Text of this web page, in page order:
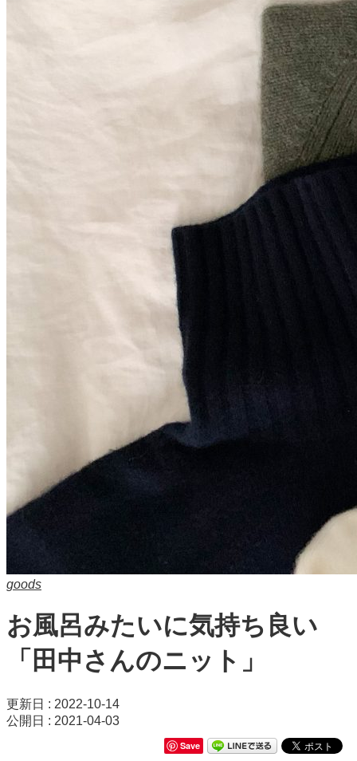
goods
お風呂みたいに気持ち良い
「田中さんのニット」
更新日 : 2022-10-14
公開日 : 2021-04-03
Save